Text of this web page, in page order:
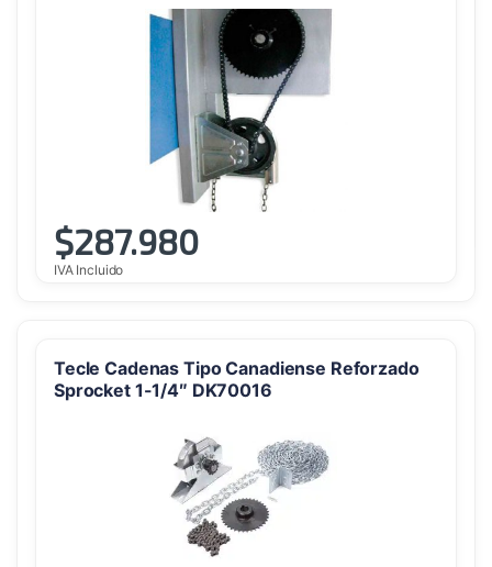
$287.980
IVA Incluido
Tecle Cadenas Tipo Canadiense Reforzado
Sprocket 1-1/4″ DK70016